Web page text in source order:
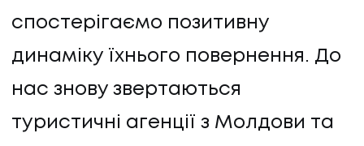
спостерігаємо позитивну
динаміку їхнього повернення. До
нас знову звертаються
туристичні агенції з Молдови та